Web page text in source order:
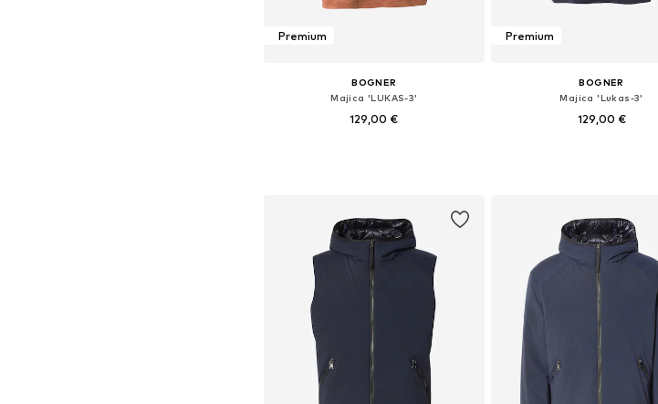
Premium
BOGNER
Majica 'LUKAS-3'
129,00 €
Premium
BOGNER
Majica 'Lukas-3'
129,00 €